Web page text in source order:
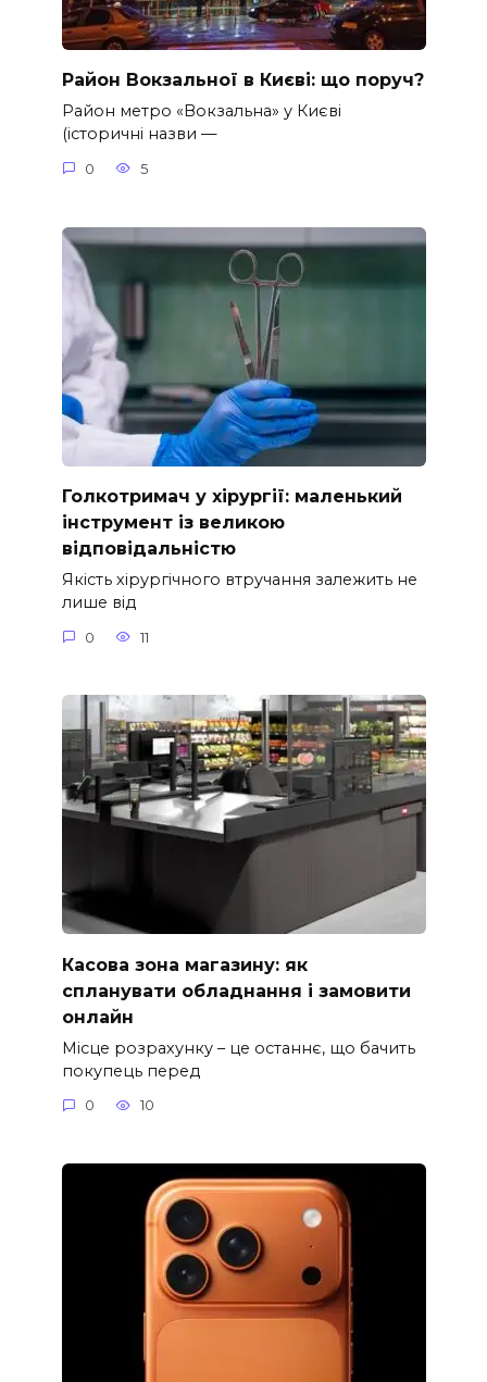
Район Вокзальної в Києві: що поруч?
Район метро «Вокзальна» у Києві
(історичні назви —
0 5
Голкотримач у хірургії: маленький
інструмент із великою
відповідальністю
Якість хірургічного втручання залежить не
лише від
0 11
Касова зона магазину: як
спланувати обладнання і замовити
онлайн
Місце розрахунку – це останнє, що бачить
покупець перед
0 10